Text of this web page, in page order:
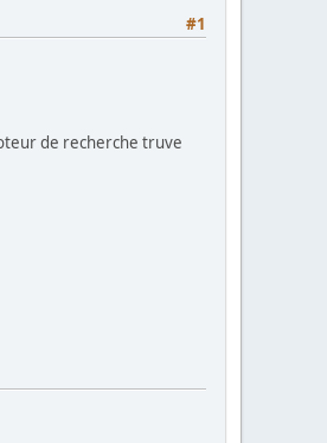
#1
de recherche truve